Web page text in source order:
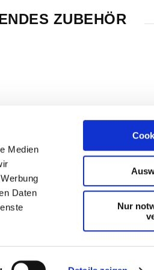
Medien
Daten
Nur
ZUBEHÖR